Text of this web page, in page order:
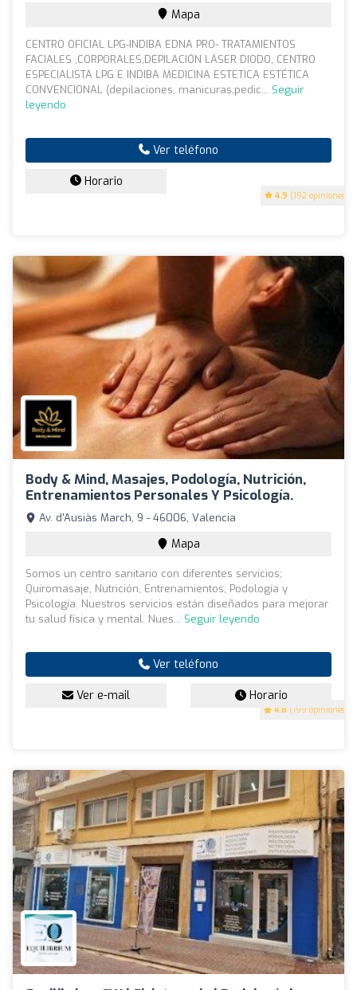
4.9 (192 opiniones)
Mapa
CENTRO OFICIAL LPG-INDIBA EDNA PRO- TRATAMIENTOS
FACIALES ,CORPORALES,DEPILACIÓN LÁSER DIODO, CENTRO
ESPECIALISTA LPG E INDIBA MEDICINA ESTETICA ESTÉTICA
CONVENCIONAL (depilaciones, manicuras,pedic... Seguir
leyendo
Ver teléfono
Horario
Body & Mind, Masajes, Podología, Nutrición,
Entrenamientos Personales Y Psicología.
4.8 (199 opiniones)
Av. d'Ausiàs March, 9 - 46006, Valencia
Mapa
Somos un centro sanitario con diferentes servicios;
Quiromasaje, Nutrición, Entrenamientos, Podología y
Psicología. Nuestros servicios están diseñados para mejorar
tu salud física y mental. Nues... Seguir leyendo
Ver teléfono
Ver e-mail Horario